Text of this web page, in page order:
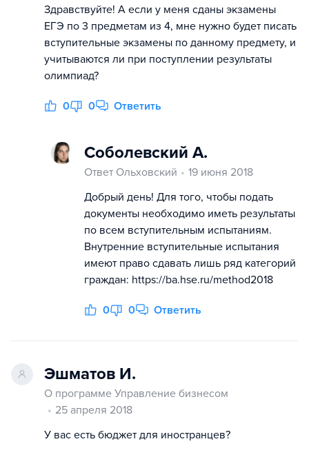
Здравствуйте! А если у меня сданы экзамены
ЕГЭ по 3 предметам из 4, мне нужно будет писать
вступительные экзамены по данному предмету, и
учитываются ли при поступлении результаты
олимпиад?
0 0 Ответить
Соболевский А.
Ответ Ольховский
19 июня 2018
Добрый день! Для того, чтобы подать
документы необходимо иметь результаты
по всем вступительным испытаниям.
Внутренние вступительные испытания
имеют право сдавать лишь ряд категорий
граждан: https://ba.hse.ru/method2018
0 0 Ответить
Эшматов И.
О программе Управление бизнесом
25 апреля 2018
У вас есть бюджет для иностранцев?